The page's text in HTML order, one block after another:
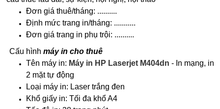
Đơn giá thuê/tháng: ..........
Định mức trang in/tháng: ...........
Đơn giá trang in phụ trội: ..........
Cấu hình máy in cho thuê
Tên máy in: Máy in HP Laserjet M404dn - In mạng, in
2 mặt tự động
Loại máy in: Laser trắng đen
Khổ giấy in: Tối đa khổ A4